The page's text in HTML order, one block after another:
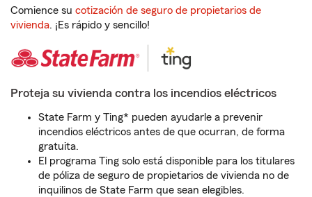
Comience su cotización de seguro de propietarios de
vivienda. ¡Es rápido y sencillo!
Proteja su vivienda contra los incendios eléctricos
State Farm y Ting* pueden ayudarle a prevenir
incendios eléctricos antes de que ocurran, de forma
gratuita.
El programa Ting solo está disponible para los titulares
de póliza de seguro de propietarios de vivienda no de
inquilinos de State Farm que sean elegibles.